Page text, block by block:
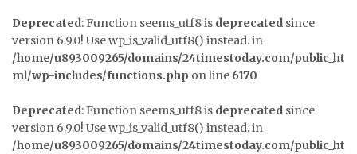
Deprecated: Function seems_utf8 is deprecated since
version 6.9.0! Use wp_is_valid_utf8() instead. in
/home/u893009265/domains/24timestoday.com/public_ht
ml/wp-includes/functions.php on line 6170
Deprecated: Function seems_utf8 is deprecated since
version 6.9.0! Use wp_is_valid_utf8() instead. in
/home/u893009265/domains/24timestoday.com/public_ht